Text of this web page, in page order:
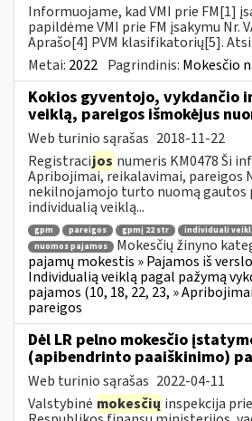
Informuojame, kad VMI prie FM[1]
papildėme VMI prie FM įsakymu Nr.
Aprašo[4] PVM klasifikatorių[5].
Metai: 2022 Pagrindinis: Mokesčio
Kokios gyventojo, vykdančio
veiklą, pareigos išmokėjus
Web turinio sąrašas 2018-11-22
Registracijos numeris KM0478 Ši
Apribojimai, reikalavimai, pareigos
nekilnojamojo turto nuomą gautos
individualią veiklą...
gpm pareigos gpmį 22 str individuali
nuomos pajamos
Mokesčių žinyno
pajamų mokestis » Pajamos iš
Individualią veiklą pagal pažymą
pajamos (10, 18, 22, 23, »
pareigos
Dėl LR pelno mokesčio
(apibendrinto paaiškinimo)
Web turinio sąrašas 2022-04-11
Valstybinė mokesčių inspekcija